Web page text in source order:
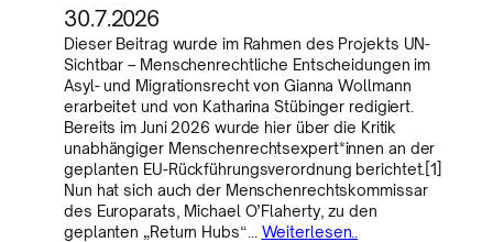
30.7.2026
Dieser Beitrag wurde im Rahmen des Projekts UN-
Sichtbar – Menschenrechtliche Entscheidungen im
Asyl- und Migrationsrecht von Gianna Wollmann
erarbeitet und von Katharina Stübinger redigiert.
Bereits im Juni 2026 wurde hier über die Kritik
unabhängiger Menschenrechtsexpert*innen an der
geplanten EU-Rückführungsverordnung berichtet.[1]
Nun hat sich auch der Menschenrechtskommissar
des Europarats, Michael O’Flaherty, zu den
geplanten „Return Hubs“… Weiterlesen..